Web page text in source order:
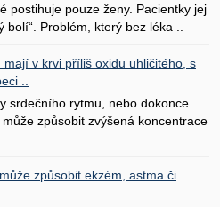
postihuje pouze ženy. Pacientky jej
bolí“. Problém, který bez léka ..
mají v krvi příliš oxidu uhličitého, s
..
srdečního rytmu, nebo dokonce
způsobit zvýšená koncentrace
způsobit ekzém, astma či